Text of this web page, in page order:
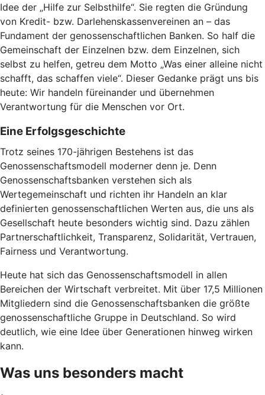
Idee der „Hilfe zur Selbsthilfe“. Sie regten die Gründung
von Kredit- bzw. Darlehenskassenvereinen an – das
Fundament der genossenschaftlichen Banken. So half die
Gemeinschaft der Einzelnen bzw. dem Einzelnen, sich
selbst zu helfen, getreu dem Motto „Was einer alleine nicht
schafft, das schaffen viele“. Dieser Gedanke prägt uns bis
heute: Wir handeln füreinander und übernehmen
Verantwortung für die Menschen vor Ort.
Eine Erfolgsgeschichte
Trotz seines 170-jährigen Bestehens ist das
Genossenschaftsmodell moderner denn je. Denn
Genossenschaftsbanken verstehen sich als
Wertegemeinschaft und richten ihr Handeln an klar
definierten genossenschaftlichen Werten aus, die uns als
Gesellschaft heute besonders wichtig sind. Dazu zählen
Partnerschaftlichkeit, Transparenz, Solidarität, Vertrauen,
Fairness und Verantwortung.
Heute hat sich das Genossenschaftsmodell in allen
Bereichen der Wirtschaft verbreitet. Mit über 17,5 Millionen
Mitgliedern sind die Genossenschaftsbanken die größte
genossenschaftliche Gruppe in Deutschland. So wird
deutlich, wie eine Idee über Generationen hinweg wirken
kann.
Was uns besonders macht